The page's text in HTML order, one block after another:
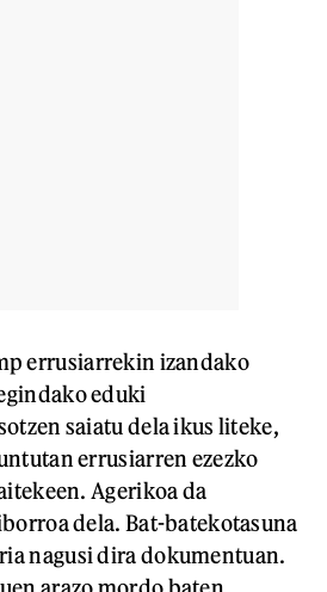
errusiarrekin izandako
eduki
saiatu dela ikus liteke,
errusiarren ezezko
Agerikoa da
dela. Bat-batekotasuna
nagusi dira dokumentuan.